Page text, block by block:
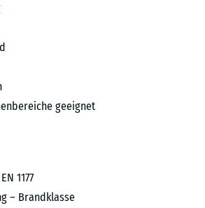
geeignet
1177
– Brandklasse